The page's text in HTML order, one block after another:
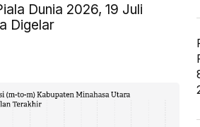
Dunia 2026, 19 Juli
Digelar